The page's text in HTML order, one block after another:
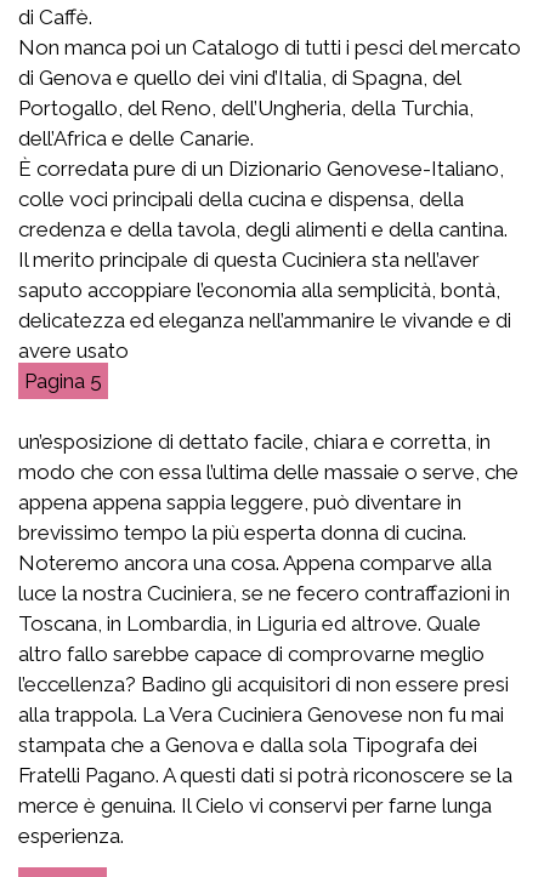
di Caffè.
Non manca poi un Catalogo di tutti i pesci del mercato
di Genova e quello dei vini d’Italia, di Spagna, del
Portogallo, del Reno, dell’Ungheria, della Turchia,
dell’Africa e delle Canarie.
È corredata pure di un Dizionario Genovese-Italiano,
colle voci principali della cucina e dispensa, della
credenza e della tavola, degli alimenti e della cantina.
Il merito principale di questa Cuciniera sta nell’aver
saputo accoppiare l’economia alla semplicità, bontà,
delicatezza ed eleganza nell’ammanire le vivande e di
avere usato
5
un’esposizione di dettato facile, chiara e corretta, in
modo che con essa l’ultima delle massaie o serve, che
appena appena sappia leggere, può diventare in
brevissimo tempo la più esperta donna di cucina.
Noteremo ancora una cosa. Appena comparve alla
luce la nostra Cuciniera, se ne fecero contraffazioni in
Toscana, in Lombardia, in Liguria ed altrove. Quale
altro fallo sarebbe capace di comprovarne meglio
l’eccellenza? Badino gli acquisitori di non essere presi
alla trappola. La Vera Cuciniera Genovese non fu mai
stampata che a Genova e dalla sola Tipografa dei
Fratelli Pagano. A questi dati si potrà riconoscere se la
merce è genuina. Il Cielo vi conservi per farne lunga
esperienza.